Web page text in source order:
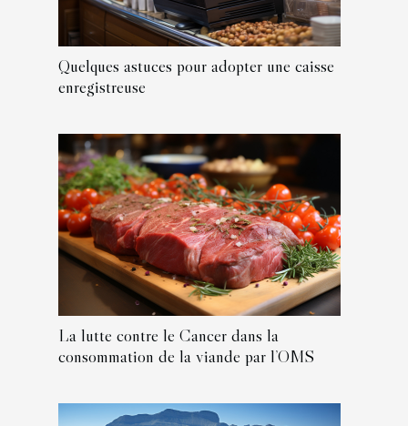
Quelques astuces pour adopter une caisse
enregistreuse
La lutte contre le Cancer dans la
consommation de la viande par l’OMS